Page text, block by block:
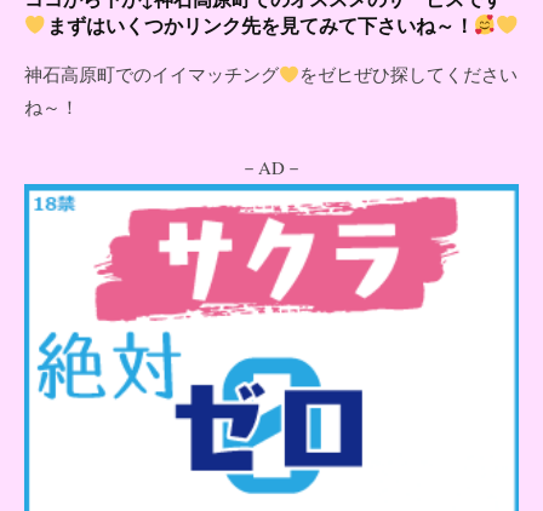
まずはいくつかリンク先を見てみて下さいね～！
神石高原町でのイイマッチング
をゼヒぜひ探してください
ね～！
－AD－